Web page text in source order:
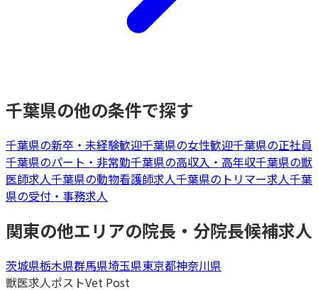
千葉県の他の条件で探す
千葉県の新卒・未経験歓迎千葉県の女性歓迎千葉県の正社員
千葉県のパート・非常勤千葉県の高収入・高年収千葉県の獣
医師求人千葉県の動物看護師求人千葉県の トリマー求人千葉
県の受付・事務求人
関東の他エリアの院長・分院長候補求人
茨城県栃木県群馬県埼玉県東京都神奈川県
獣医求人ポストVet Post